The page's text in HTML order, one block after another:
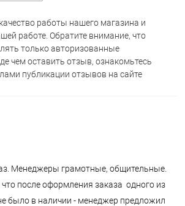
работы нашего магазина и
работе. Обратите внимание, что
только авторизованные
чем оставить отзыв, ознакомьтесь
публикации отзывов на сайте
Менеджеры грамотные, общительные.
после оформления заказа одного из
было в наличии - менеджер предложил